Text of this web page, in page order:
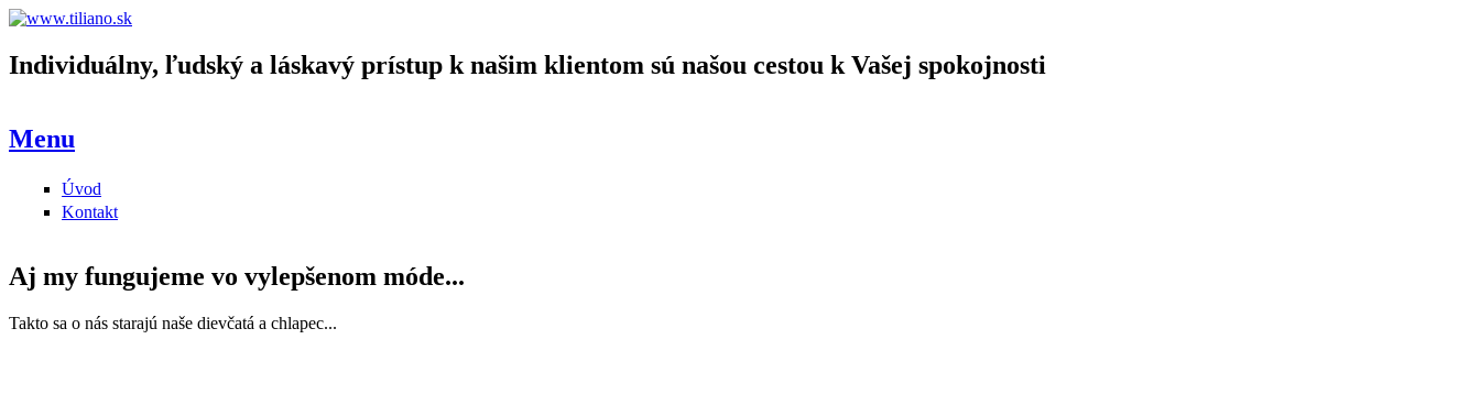
Skip to main content
Individuálny, ľudský a láskavý prístup k našim klientom sú našou cestou k Vašej spokojnosti
Menu
Main menu
Úvod
Kontakt
Aj my fungujeme vo vylepšenom móde...
Takto sa o nás starajú naše dievčatá a chlapec...